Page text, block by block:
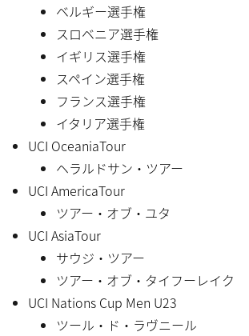
ベルギー選手権
スロベニア選手権
イギリス選手権
スペイン選手権
フランス選手権
イタリア選手権
UCI OceaniaTour
ヘラルドサン・ツアー
UCI AmericaTour
ツアー・オブ・ユタ
UCI AsiaTour
サウジ・ツアー
ツアー・オブ・タイフーレイク
UCI Nations Cup Men U23
ツール・ド・ラヴニール